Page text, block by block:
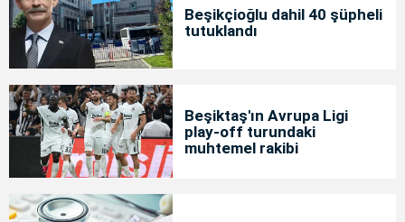
Beşikçioğlu dahil 40 şüpheli
tutuklandı
Beşiktaş'ın Avrupa Ligi
play-off turundaki
muhtemel rakibi